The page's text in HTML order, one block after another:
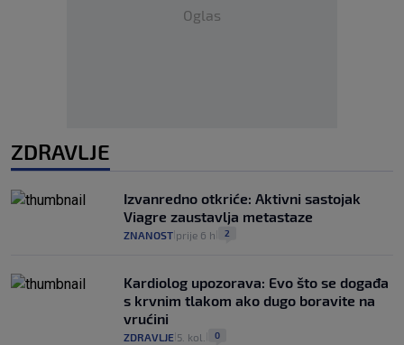
Oglas
ZDRAVLJE
Izvanredno otkriće: Aktivni sastojak
Viagre zaustavlja metastaze
ZNANOST prije 6 h 2
Kardiolog upozorava: Evo što se događa
s krvnim tlakom ako dugo boravite na
vrućini
ZDRAVLJE 5. kol. 0